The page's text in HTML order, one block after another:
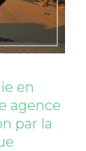
en
agence
par la